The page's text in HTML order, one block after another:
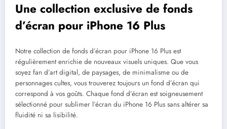
Une collection exclusive de fonds
d’écran pour iPhone 16 Plus
Notre collection de fonds d’écran pour iPhone 16 Plus est
régulièrement enrichie de nouveaux visuels uniques. Que vous
soyez fan d’art digital, de paysages, de minimalisme ou de
personnages cultes, vous trouverez toujours un fond d’écran qui
correspond à vos goûts. Chaque fond d’écran est soigneusement
sélectionné pour sublimer l’écran du iPhone 16 Plus sans altérer sa
fluidité ni sa lisibilité.